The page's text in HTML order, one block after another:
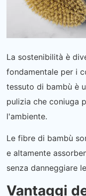
La sostenibilità è
fondamentale per i
tessuto di bambù è
pulizia che coniuga
l'ambiente.
Le fibre di bambù
e altamente
senza danneggiare
Vantaggi